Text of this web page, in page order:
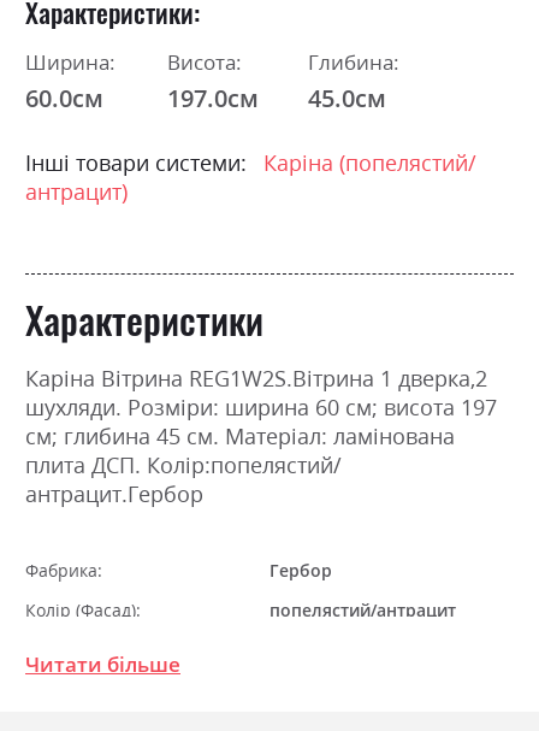
Характеристики
Ширина:
60.0см
Висота:
197.0см
Глибина:
45.0см
Інші товари системи:
Каріна (попелястий/
антрацит)
Характеристики
Каріна Вітрина REG1W2S.Вітрина 1 дверка,2
шухляди. Розміри: ширина 60 см; висота 197
см; глибина 45 см. Матеріал: ламінована
плита ДСП. Колір:попелястий/
антрацит.Гербор
Фабрика:
Гербор
Колір (Фасад):
попелястий/антрацит
Читати більше